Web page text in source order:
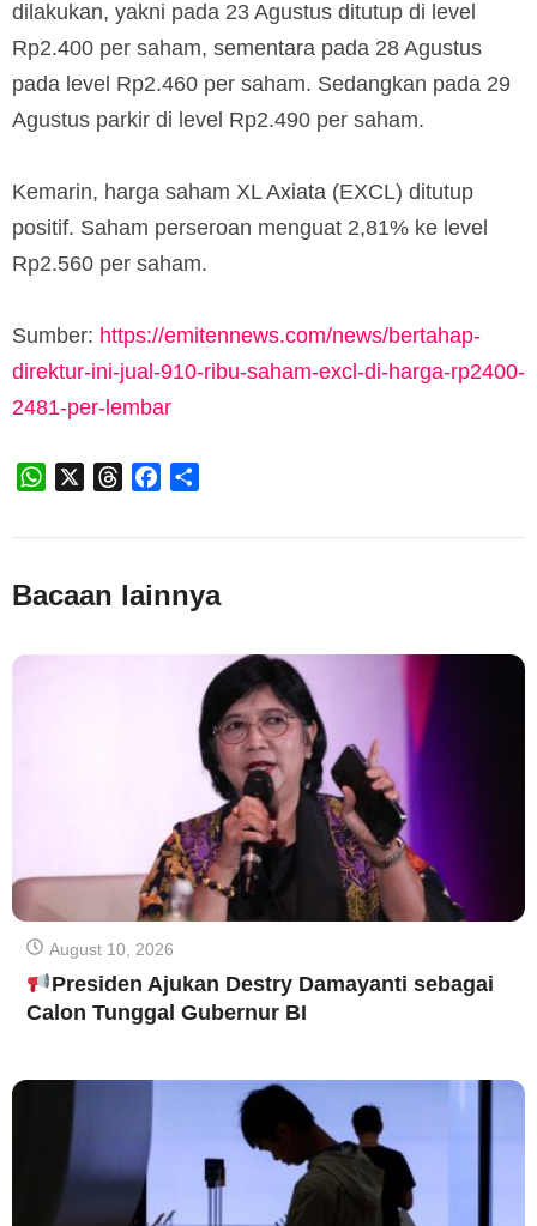
dilakukan, yakni pada 23 Agustus ditutup di level
Rp2.400 per saham, sementara pada 28 Agustus
pada level Rp2.460 per saham. Sedangkan pada 29
Agustus parkir di level Rp2.490 per saham.
Kemarin, harga saham XL Axiata (EXCL) ditutup
positif. Saham perseroan menguat 2,81% ke level
Rp2.560 per saham.
Sumber: https://emitennews.com/news/bertahap-
direktur-ini-jual-910-ribu-saham-excl-di-harga-rp2400-
2481-per-lembar
WhatsApp ThreadsFacebook
Bacaan lainnya
August 10, 2026
Presiden Ajukan Destry Damayanti sebagai
Calon Tunggal Gubernur BI